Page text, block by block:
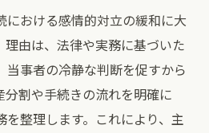
における感情的対立の緩和に大
理由は、法律や実務に基づいた
当事者の冷静な判断を促すから
分割や手続きの流れを明確に
を整理します。これにより、主